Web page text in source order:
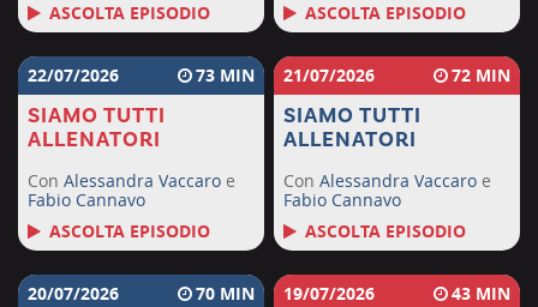
ASCOLTA EPISODIO
ASCOLTA EPISODIO
22/07/2026 73
SIAMO TUTTI
ALLENATORI
Con Alessandra Vaccaro e
Fabio Cannavo
ASCOLTA EPISODIO
21/07/2026 72
SIAMO TUTTI
ALLENATORI
ConAlessandra Vaccaro e
Fabio Cannavo
ASCOLTA EPISODIO
20/07/2026 70 19/07/2026 43